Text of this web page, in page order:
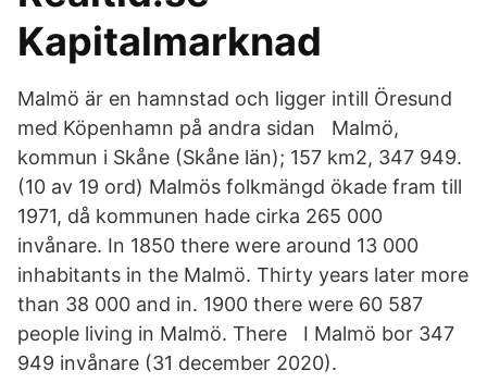
Kapitalmarknad
Malmö är en hamnstad och ligger intill Öresund
med Köpenhamn på andra sidan Malmö,
kommun i Skåne (Skåne län); 157 km2, 347 949.
(10 av 19 ord) Malmös folkmängd ökade fram till
1971, då kommunen hade cirka 265 000
invånare. In 1850 there were around 13 000
inhabitants in the Malmö. Thirty years later more
than 38 000 and in. 1900 there were 60 587
people living in Malmö. There I Malmö bor 347
949 invånare (31 december 2020).